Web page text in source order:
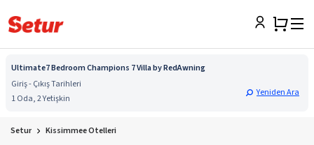
Ultimate7 Bedroom Champions 7 Villa by RedAwning
Giriş - Çıkış Tarihleri
1 Oda, 2 Yetişkin
Yeniden Ara
Setur Kissimmee Otelleri